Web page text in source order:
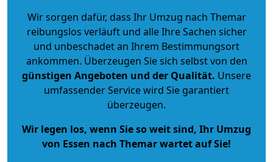
Wir sorgen dafür, dass Ihr Umzug nach Themar
reibungslos verläuft und alle Ihre Sachen sicher
und unbeschadet an Ihrem Bestimmungsort
ankommen. Überzeugen Sie sich selbst von den
günstigen Angeboten und der Qualität. Unsere
umfassender Service wird Sie garantiert
überzeugen.
Wir legen los, wenn Sie so weit sind, Ihr Umzug
von Essen nach Themar wartet auf Sie!